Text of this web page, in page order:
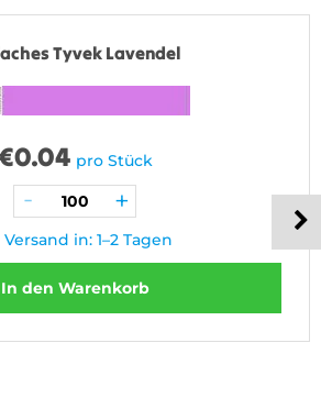
Tyvek Lavendel
0.04 pro Stück
Versand in: 1–2 Tagen
In den Warenkorb